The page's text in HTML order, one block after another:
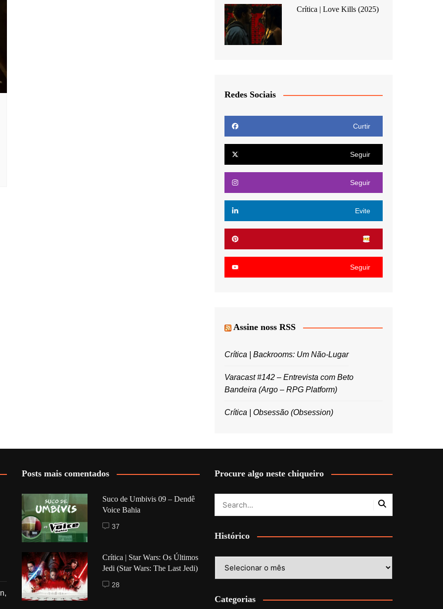
Crítica | Love Kills (2025)
Redes Sociais
Curtir
Seguir
Seguir
Evite
Seguir
Assine noss RSS
Crítica | Backrooms: Um Não-Lugar
Varacast #142 – Entrevista com Beto
Bandeira (Argo – RPG Platform)
Crítica | Obsessão (Obsession)
Posts mais comentados
Suco de Umbivis 09 – Dendê
Voice Bahia
37
Crítica | Star Wars: Os Últimos
Jedi (Star Wars: The Last Jedi)
28
Procure algo neste chiqueiro
Histórico
Categorias